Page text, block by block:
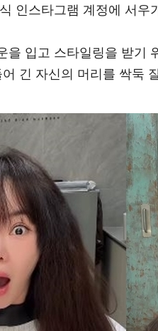
인스타그램 계정에 서우
을 입고 스타일링을 받기
긴 자신의 머리를 싹둑